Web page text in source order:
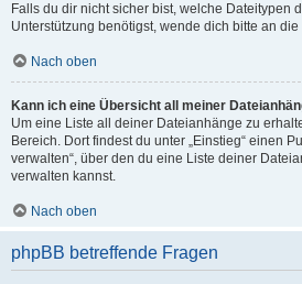
Falls du dir nicht sicher bist, welche Dateitypen
Unterstützung benötigst, wende dich bitte an
Nach oben
Kann ich eine Übersicht all meiner
Um eine Liste all deiner Dateianhänge zu
Bereich. Dort findest du unter „Einstieg“ einen
verwalten“, über den du eine Liste deiner
verwalten kannst.
Nach oben
phpBB betreffende Fragen